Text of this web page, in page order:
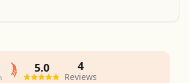
5.0 4
Reviews